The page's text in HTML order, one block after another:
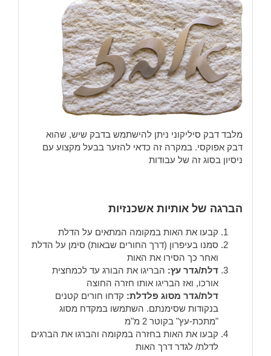
מלבד דבק סיליקוני ניתן להישתמש בדבק שיש, שהוא
דבק אפוקסי. במקרה זה כדאי להזער בבעל מקצוע עם
ניסיון בסוג זה של עבודות
הברגה של אותיות אשכנזיות
קבעו את האות במקומה המתאים על הדלת
סמנו בעיפרון (דרך החורים שבאות) סימן על הדלת
ואחר כך הסירו את האות
דלת/גדר עץ: הבריגו את הבורג עד לכמחצית
אורכו, ואז הבריגו אותו חזרה החוצה
דלת/גדר מסוג פלדלת: קדחו חורים קטנים
בנקודות שסימנתם. השתמשו במקדח מסוג
"מתכת-עץ" בקוטר 2 מ"מ
קבעו את האות בחזרה במקומה והברגו את הברגים
לדלת/ לגדר דרך האות